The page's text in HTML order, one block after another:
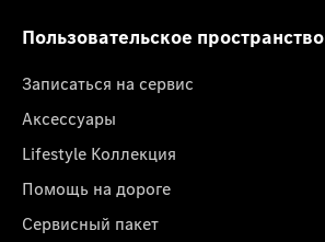
Пользовательское пространство
Записаться на сервис
Аксессуары
Lifestyle Коллекция
Помощь на дороге
Сервисный пакет